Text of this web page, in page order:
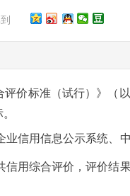
价标准（试行）》（
信用信息公示系统、
用综合评价，评价结